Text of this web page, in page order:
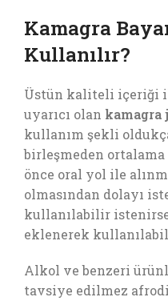
Kamagra
Kullanılır?
Üstün kaliteli içeriği
uyarıcı olan kamagra
kullanım şekli
birleşmeden
önce oral yol ile
olmasından dolayı
kullanılabilir
eklenerek
Alkol ve benzeri
tavsiye edilmez